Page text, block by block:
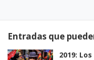
Entradas que
2019: